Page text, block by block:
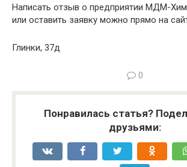
Написать отзыв о предприятии МДМ-
или оставить заявку можно прямо на
Глинки, 37д
0
Понравилась статья?
друзьями: